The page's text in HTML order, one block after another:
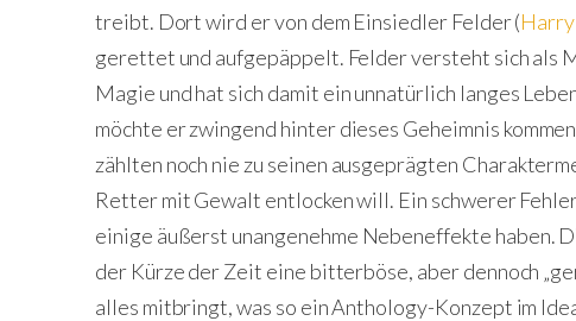
treibt. Dort wird er von dem Einsiedler Felder (
gerettet und aufgepäppelt. Felder versteht sich als
Magie und hat sich damit ein unnatürlich langes
möchte er zwingend hinter dieses Geheimnis
zählten noch nie zu seinen ausgeprägten
Retter mit Gewalt entlocken will. Ein schwerer
einige äußerst unangenehme Nebeneffekte haben.
der Kürze der Zeit eine bitterböse, aber dennoch
alles mitbringt, was so ein Anthology-Konzept im